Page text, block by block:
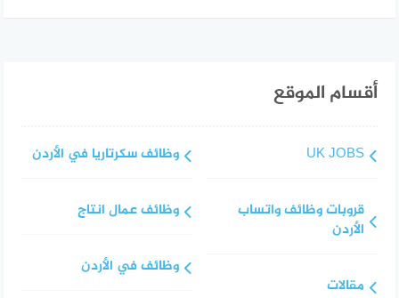
أقسام الموقع
UK JOBS
قروبات وظائف واتساب
الأردن
مقالات
وظائف سكرتاريا في الأردن
وظائف عمال انتاج
وظائف في الأردن